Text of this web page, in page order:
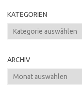
KATEGORIEN
Kategorien
ARCHIV
Archiv